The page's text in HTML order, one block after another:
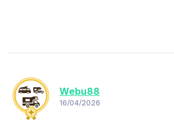
Webu88
16/04/2026